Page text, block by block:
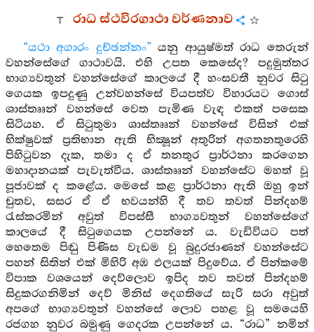
රාධ ස්ථවිරගාථා වර්ණනාව
“යථා අගාරං දුච්ඡන්නං” යනු ආයුෂ්මත් රාධ තෙරුන්
වහන්සේගේ ගාථාවයි. එහි උපත කෙසේද? පදුමුත්තර
භාග්‍යවතුන් වහන්සේගේ කාලයේ දී හංසවතී නුවර සිටු
ගෙයක ඉපදුණු උන්වහන්සේ වියපත්ව විහාරයට ගොස්
ශාස්තෲන් වහන්සේ වෙත පැමිණ වැඳ එකත් පසෙක
සිටියහ. ඒ සිටුතුමා ශාස්තෲන් වහන්සේ විසින් එක්
භික්ෂුවක් ප්‍රතිභාන ඇති භික්‍ෂූන් අතුරින් අගතනතුරෙහි
පිහිටුවන දැක, තමා ද ඒ තනතුර ප්‍රාර්ථනා කරගෙන
මහාදානයක් පැවැත්වීය. ශාස්තෲන් වහන්සේට මහත් වූ
පූජාවක් ද කළේය. මෙසේ කළ ප්‍රාර්ථනා ඇති ඔහු ඉන්
චුතව, සසර ඒ ඒ භවයන්හි දී තව තවත් පින්දහම්
රැස්කරමින් අවුත් විපස්සී භාග්‍යවතුන් වහන්සේගේ
කාලයේ දී සිටුගෙයක උපන්නේ ය. වැඩිවියට පත්
හෙතෙම පිඬු පිණිස වැඩම වූ බුදුරජාණන් වහන්සේට
පහන් සිතින් එක් මිහිරි අඹ ඵලයක් පිදුවේය. ඒ පින්කමේ
විපාක වශයෙන් දෙව්ලොව ඉපිද තව තවත් පින්දහම්
සිදුකරගනිමින් දෙව් මිනිස් දෙගතියේ සැරි සරා අවුත්
අපගේ භාග්‍යවතුන් වහන්සේ ලොව පහළ වූ සමයෙහි
රජගහ නුවර බමුණු ගෙදරක උපන්නේ ය. “රාධ” නමින්